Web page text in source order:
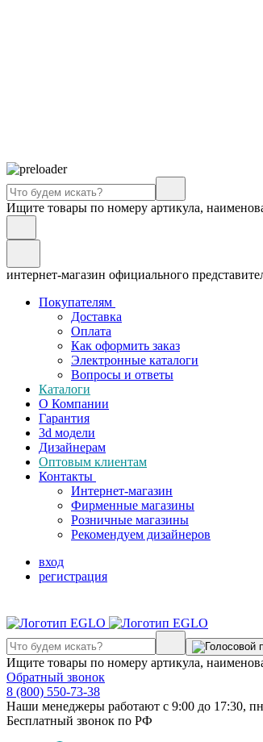
Ищите товары по номеру артикула,
интернет-магазин официального
Покупателям
Доставка
Оплата
Как оформить заказ
Электронные каталоги
Вопросы и ответы
Каталоги
О Компании
Гарантия
3d модели
Дизайнерам
Оптовым клиентам
Контакты
Интернет-магазин
Фирменные магазины
Розничные магазины
Рекомендуем дизайнеров
вход
регистрация
Ищите товары по номеру артикула,
Обратный звонок
8 (800) 550-73-38
Наши менеджеры работают с 9:00 до 17:30,
Бесплатный звонок по РФ